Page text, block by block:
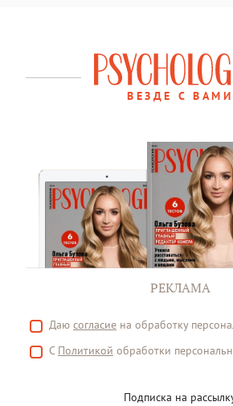
ВЕЗДЕ С ВАМИ
РЕКЛАМА
Даю согласие на обработку
С Политикой обработки
Подписка на